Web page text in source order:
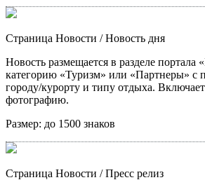
Страница Новости / Новость дня
Новость размещается в разделе портала
категорию «Туризм» или «Партнеры» с
городу/курорту и типу отдыха.
фотографию.
Размер: до 1500 знаков
Страница Новости / Пресс релиз